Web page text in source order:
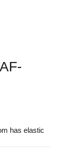
has elastic